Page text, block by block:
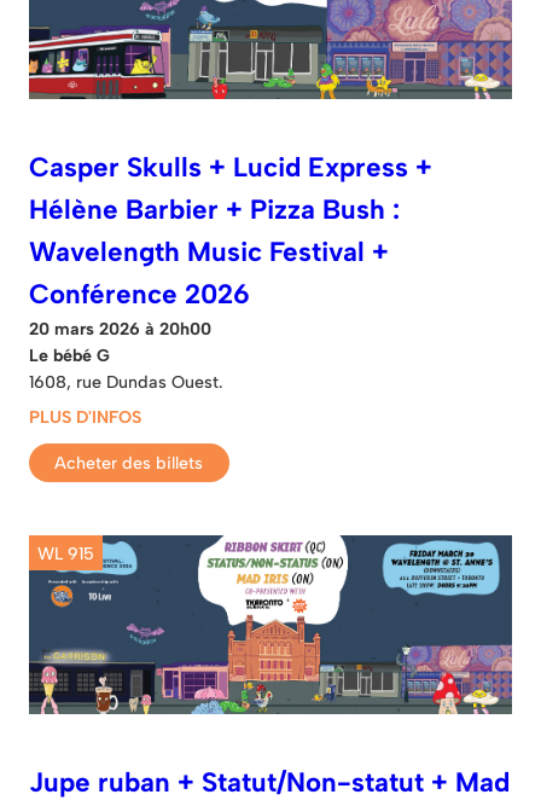
Casper Skulls + Lucid Express +
Hélène Barbier + Pizza Bush :
Wavelength Music Festival +
Conférence 2026
20 mars 2026 à 20h00
Le bébé G
1608, rue Dundas Ouest.
PLUS D'INFOS
Acheter des billets
WL 915
Jupe ruban + Statut/Non-statut + Mad